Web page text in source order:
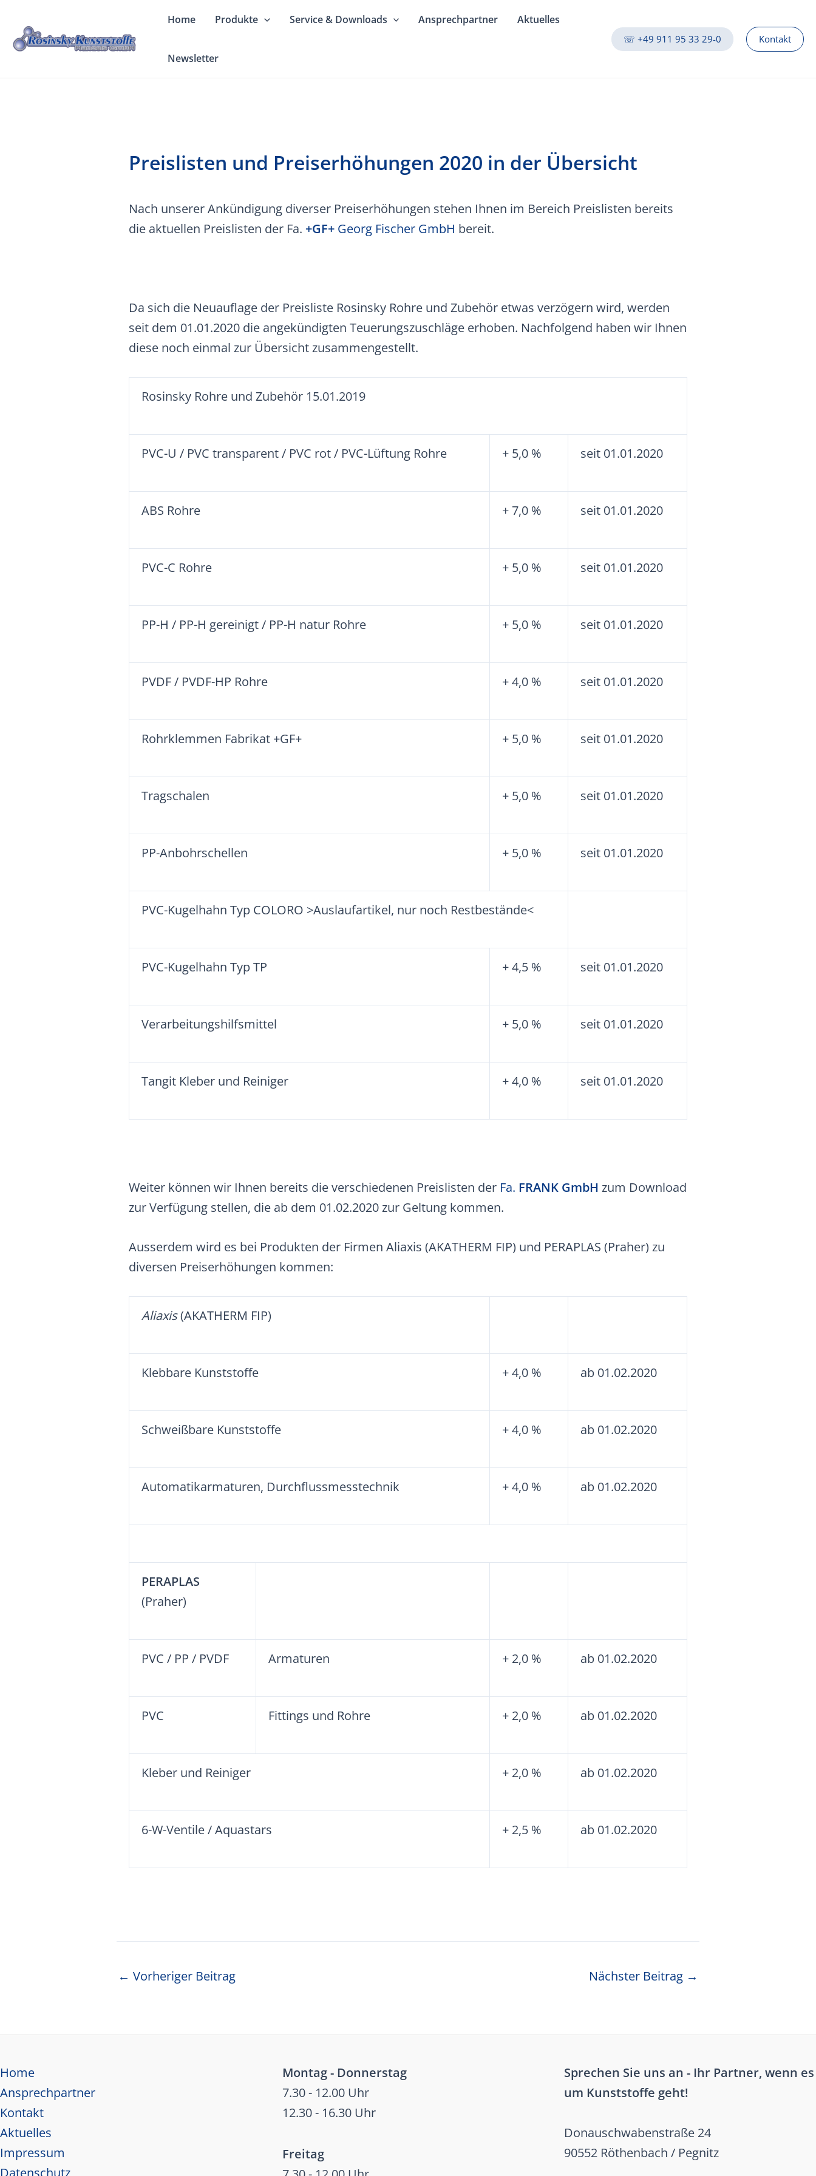
Inhalt
springen
Home Produkte Service & Downloads Ansprechpartner Aktuelles
Newsletter
☏ +49 911 95 33 29-0 Kontakt
Preislisten und Preiserhöhungen 2020 in der Übersicht
Nach unserer Ankündigung diverser Preiserhöhungen stehen Ihnen im Bereich Preislisten bereits
die aktuellen Preislisten der Fa. +GF+ Georg Fischer GmbH bereit.
Da sich die Neuauflage der Preisliste Rosinsky Rohre und Zubehör etwas verzögern wird, werden
seit dem 01.01.2020 die angekündigten Teuerungszuschläge erhoben. Nachfolgend haben wir Ihnen
diese noch einmal zur Übersicht zusammengestellt.
Rosinsky Rohre und Zubehör 15.01.2019
PVC-U / PVC transparent / PVC rot / PVC-Lüftung Rohre + 5,0 % seit 01.01.2020
ABS Rohre + 7,0 % seit 01.01.2020
PVC-C Rohre + 5,0 % seit 01.01.2020
PP-H / PP-H gereinigt / PP-H natur Rohre + 5,0 % seit 01.01.2020
PVDF / PVDF-HP Rohre + 4,0 % seit 01.01.2020
Rohrklemmen Fabrikat +GF+ + 5,0 % seit 01.01.2020
Tragschalen + 5,0 % seit 01.01.2020
PP-Anbohrschellen + 5,0 % seit 01.01.2020
PVC-Kugelhahn Typ COLORO >Auslaufartikel, nur noch Restbestände<
PVC-Kugelhahn Typ TP + 4,5 % seit 01.01.2020
Verarbeitungshilfsmittel + 5,0 % seit 01.01.2020
Tangit Kleber und Reiniger + 4,0 % seit 01.01.2020
Weiter können wir Ihnen bereits die verschiedenen Preislisten der Fa. FRANK GmbH zum Download
zur Verfügung stellen, die ab dem 01.02.2020 zur Geltung kommen.
Ausserdem wird es bei Produkten der Firmen Aliaxis (AKATHERM FIP) und PERAPLAS (Praher) zu
diversen Preiserhöhungen kommen:
Aliaxis(AKATHERM FIP)
Klebbare Kunststoffe + 4,0 % ab 01.02.2020
Schweißbare Kunststoffe + 4,0 % ab 01.02.2020
Automatikarmaturen, Durchflussmesstechnik + 4,0 % ab 01.02.2020
PERAPLAS
(Praher)
PVC / PP / PVDF Armaturen + 2,0 % ab 01.02.2020
PVC Fittings und Rohre + 2,0 % ab 01.02.2020
Kleber und Reiniger + 2,0 % ab 01.02.2020
6-W-Ventile / Aquastars + 2,5 % ab 01.02.2020
Beitragsnavigation
← Vorheriger Beitrag Nächster Beitrag →
Home
Ansprechpartner
Kontakt
Aktuelles
Impressum
Datenschutz
Montag - Donnerstag
7.30 - 12.00 Uhr
12.30 - 16.30 Uhr
Freitag
Sprechen Sie uns an - Ihr Partner, wenn es
um Kunststoffe geht!
Donauschwabenstraße 24
90552 Röthenbach / Pegnitz